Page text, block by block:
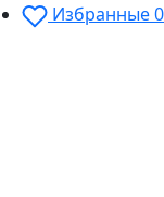
Избранные0